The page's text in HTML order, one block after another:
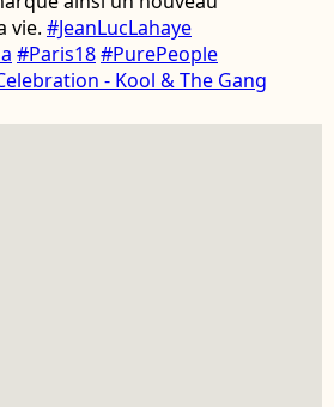
vie. #JeanLucLahaye
#Paris18#PurePeople
- Kool & The Gang